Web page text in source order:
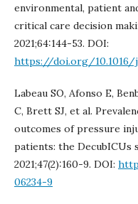
environmental, patient
critical care decision
2021;64:144-53. DOI:
https://doi.org/10.1016/
Labeau SO, Afonso E,
C, Brett SJ, et al.
outcomes of pressure
patients: the DecubICUs
2021;47(2):160-9. DOI:
06234-9